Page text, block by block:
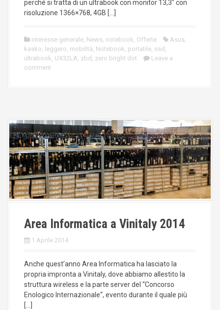
perché si tratta di un ultrabook con monitor 13,3″ con
risoluzione 1366×768, 4GB […]
interesse generale, News, notebook, Offerte Asus,
kasko, leggero, mobilità, Notebook, portatile, ssd ,
ultrabook, UX32LA, zbd , zero bright dot
Leave a
comment
Area Informatica a Vinitaly 2014
1 Aprile 2014
Anche quest’anno Area Informatica ha lasciato la
propria impronta a Vinitaly, dove abbiamo allestito la
struttura wireless e la parte server del “Concorso
Enologico Internazionale“, evento durante il quale più
[…]